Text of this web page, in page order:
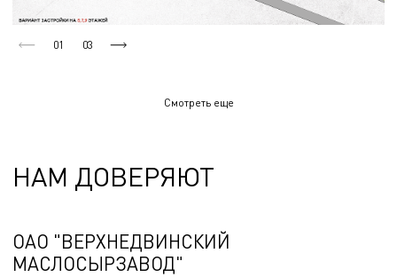
01 03
Смотреть еще
НАМ ДОВЕРЯЮТ
ОАО "ВЕРХНЕДВИНСКИЙ
МАСЛОСЫРЗАВОД"